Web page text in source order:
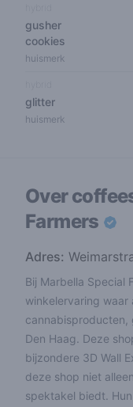
gusher
cookies
huismerk
glitter
huismerk
Over
Farmers
Adres:
Bij Marbella Special
winkelervaring waar
cannabisproducten,
Den Haag. Deze
bijzondere 3D Wall
deze shop niet
spektakel biedt.